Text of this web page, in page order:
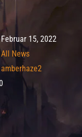
15, 2022
All News
amberhaze2